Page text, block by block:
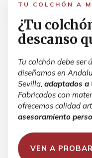
TU COLCHÓN A
¿Tu
descanso
Tu colchón debe ser
diseñamos en
Sevilla, adaptados a
Fabricados con
ofrecemos calidad
asesoramiento
VEN A